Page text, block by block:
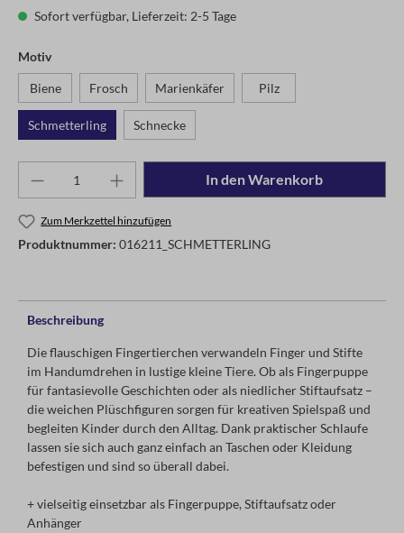
Sofort verfügbar, Lieferzeit: 2-5 Tage
Motiv
Biene Frosch Marienkäfer Pilz
Schmetterling Schnecke
In den Warenkorb
Zum Merkzettel hinzufügen
Produktnummer: 016211_SCHMETTERLING
Beschreibung
Die flauschigen Fingertierchen verwandeln Finger und Stifte
im Handumdrehen in lustige kleine Tiere. Ob als Fingerpuppe
für fantasievolle Geschichten oder als niedlicher Stiftaufsatz –
die weichen Plüschfiguren sorgen für kreativen Spielspaß und
begleiten Kinder durch den Alltag. Dank praktischer Schlaufe
lassen sie sich auch ganz einfach an Taschen oder Kleidung
befestigen und sind so überall dabei.
+ vielseitig einsetzbar als Fingerpuppe, Stiftaufsatz oder
Anhänger